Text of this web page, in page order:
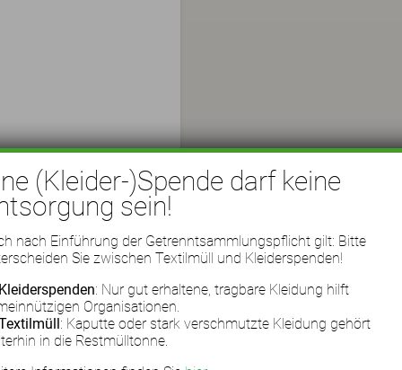
(Kleider-)Spende darf keine
sein!
nach Einführung der Getrenntsammlungspflicht gilt: Bitte
Sie zwischen Textilmüll und Kleiderspenden!
Kleiderspenden: Nur gut erhaltene, tragbare Kleidung hilft
Organisationen.
: Kaputte oder stark verschmutzte Kleidung gehört
in die Restmülltonne.